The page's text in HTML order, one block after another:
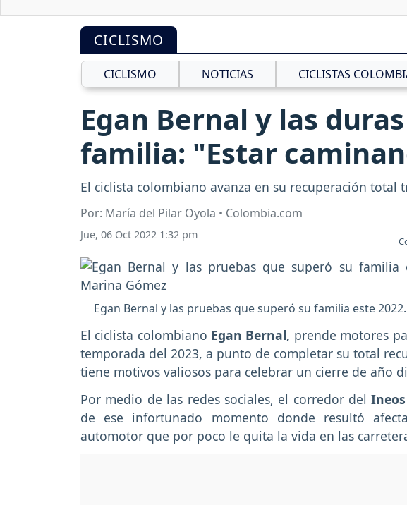
CICLISMO
CICLISMO NOTICIAS CICLISTAS
Egan Bernal y las
familia: "Estar
El ciclista colombiano avanza en su recuperación
Por: María del Pilar Oyola • Colombia.com
Jue, 06 Oct 2022 1:32 pm
Egan Bernal y las pruebas que superó su familia este
El ciclista colombiano Egan Bernal, prende motores
temporada del 2023, a punto de completar su total
tiene motivos valiosos para celebrar un cierre de año
Por medio de las redes sociales, el corredor delIneos
de ese infortunado momento donde resultó
automotor que por poco le quita la vida en las